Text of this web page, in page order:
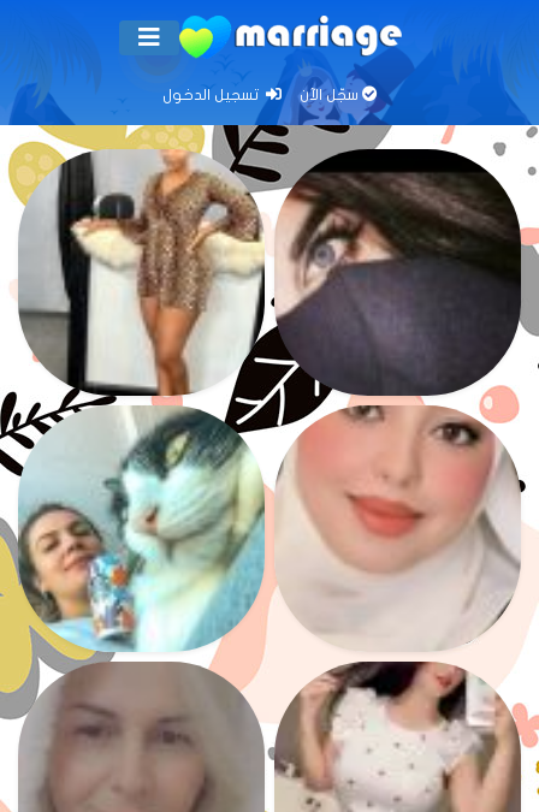
سجّل الآن تسجيل الدخول